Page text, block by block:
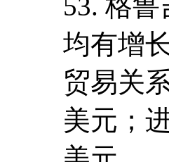
均有增
贸易关
美元；